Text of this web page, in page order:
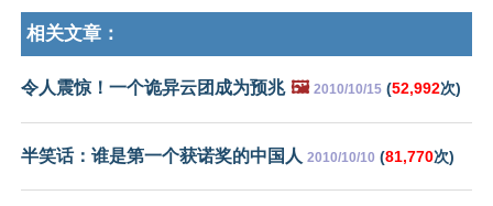
相关文章：
令人震惊！一个诡异云团成为预兆 🖼️ 2010/10/15 (52,992次)
半笑话：谁是第一个获诺奖的中国人 2010/10/10 (81,770次)